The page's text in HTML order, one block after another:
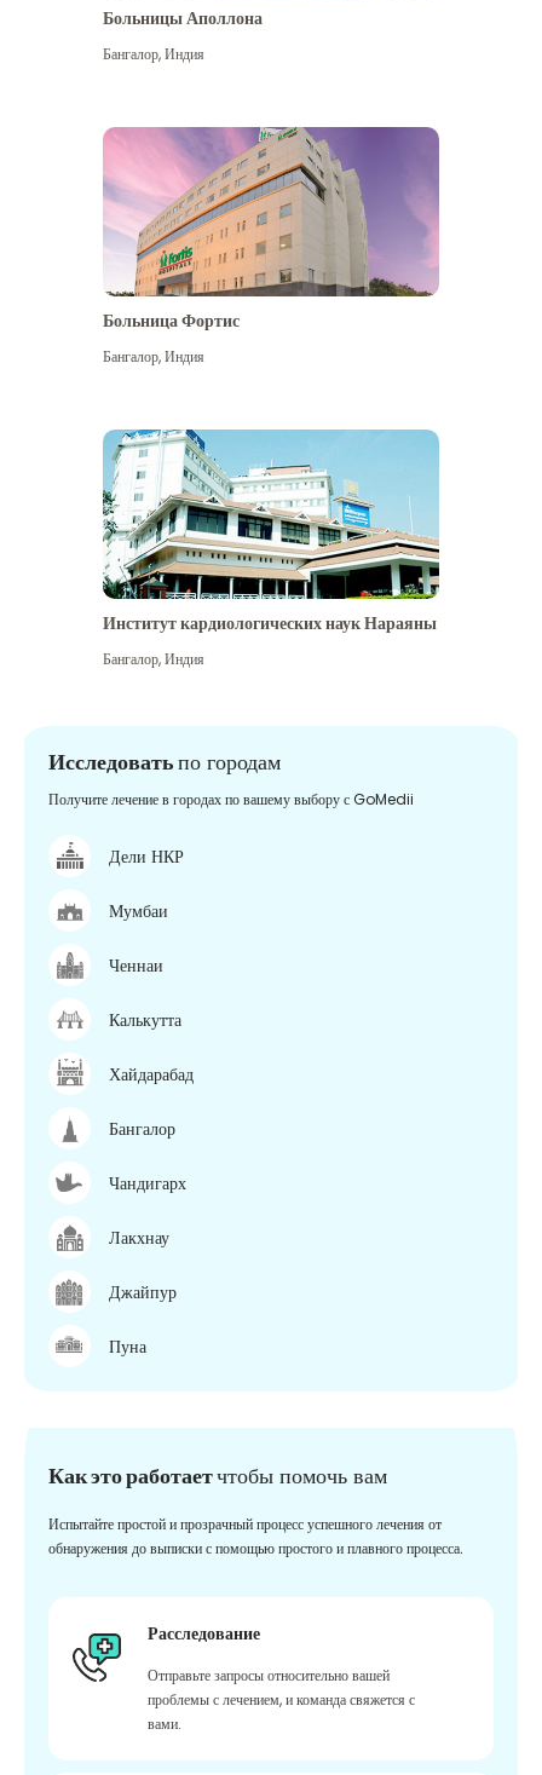
Посмотреть больше
Больницы Аполлона
Бангалор,Индия
Больница Фортис
Бангалор,Индия
Институт кардиологических наук Нараяны
Бангалор,Индия
Исследоватьпо городам
Получите лечение в городах по вашему выбору с GoMedii
Дели НКР
Мумбаи
Ченнаи
Калькутта
Хайдарабад
Бангалор
Чандигарх
Лакхнау
Джайпур
Пуна
Как это работаетчтобы помочь вам
Испытайте простой и прозрачный процесс успешного лечения от
обнаружения до выписки с помощью простого и плавного процесса.
Расследование
Отправьте запросы относительно вашей
проблемы с лечением, и команда свяжется с
вами.